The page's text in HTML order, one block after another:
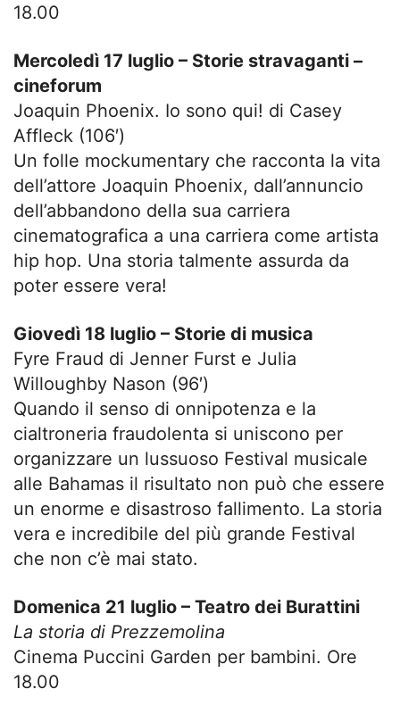
18.00
Mercoledì 17 luglio – Storie stravaganti –
cineforum
Joaquin Phoenix. Io sono qui! di Casey
Affleck (106′)
Un folle mockumentary che racconta la vita
dell’attore Joaquin Phoenix, dall’annuncio
dell’abbandono della sua carriera
cinematografica a una carriera come artista
hip hop. Una storia talmente assurda da
poter essere vera!
Giovedì 18 luglio – Storie di musica
Fyre Fraud di Jenner Furst e Julia
Willoughby Nason (96′)
Quando il senso di onnipotenza e la
cialtroneria fraudolenta si uniscono per
organizzare un lussuoso Festival musicale
alle Bahamas il risultato non può che essere
un enorme e disastroso fallimento. La storia
vera e incredibile del più grande Festival
che non c’è mai stato.
Domenica 21 luglio – Teatro dei Burattini
La storia di Prezzemolina
Cinema Puccini Garden per bambini. Ore
18.00